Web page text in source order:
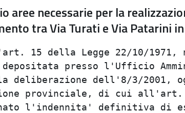
aree necessarie per la
tra Via Turati e Via Patarini
15 della Legge 22/
depositata presso
la deliberazione dell'8/
provinciale, di
l'indennita'